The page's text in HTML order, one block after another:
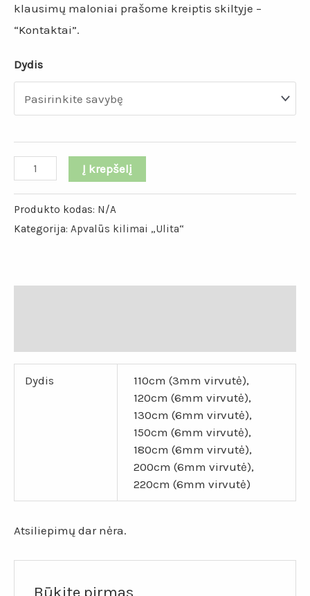
klausimų maloniai prašome kreiptis skiltyje –
“Kontaktai”.
Dydis
Į krepšelį
Produkto kodas: N/A
Kategorija: Apvalūs kilimai „Ulita“
Dydis
110cm (3mm virvutė),
120cm (6mm virvutė),
130cm (6mm virvutė),
150cm (6mm virvutė),
180cm (6mm virvutė),
200cm (6mm virvutė),
220cm (6mm virvutė)
Atsiliepimų dar nėra.
Būkite pirmas